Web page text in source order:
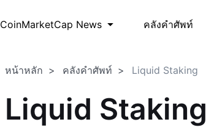
CoinMarketCap News คลังคำศัพท์
หน้าหลัก คลังคำศัพท์ Liquid Staking
Liquid Staking